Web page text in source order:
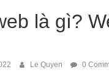
là gì?
Le Quyen 0